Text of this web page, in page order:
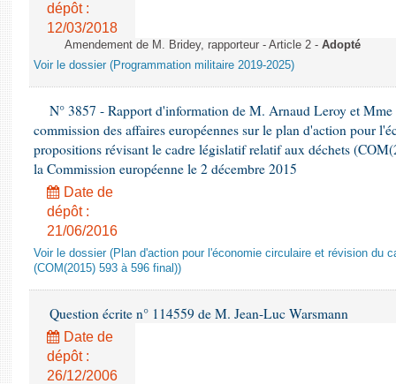
dépôt :
12/03/2018
Amendement de M. Bridey, rapporteur - Article 2 - Adopté
Voir le dossier (Programmation militaire 2019-2025)
N° 3857 - Rapport d'information de M. Arnaud Leroy et Mme
commission des affaires européennes sur le plan d'action pour
propositions révisant le cadre législatif relatif aux déchets
la Commission européenne le 2 décembre 2015
Date de
dépôt :
21/06/2016
Voir le dossier (Plan d'action pour l'économie circulaire et révision du
(COM(2015) 593 à 596 final))
Question écrite n° 114559 de M. Jean-Luc Warsmann
Date de
dépôt :
26/12/2006